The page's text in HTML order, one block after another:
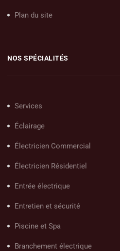
Plan du site
NOS SPÉCIALITÉS
Services
Éclairage
Électricien Commercial
Électricien Résidentiel
Entrée électrique
Entretien et sécurité
Piscine et Spa
Branchement électrique